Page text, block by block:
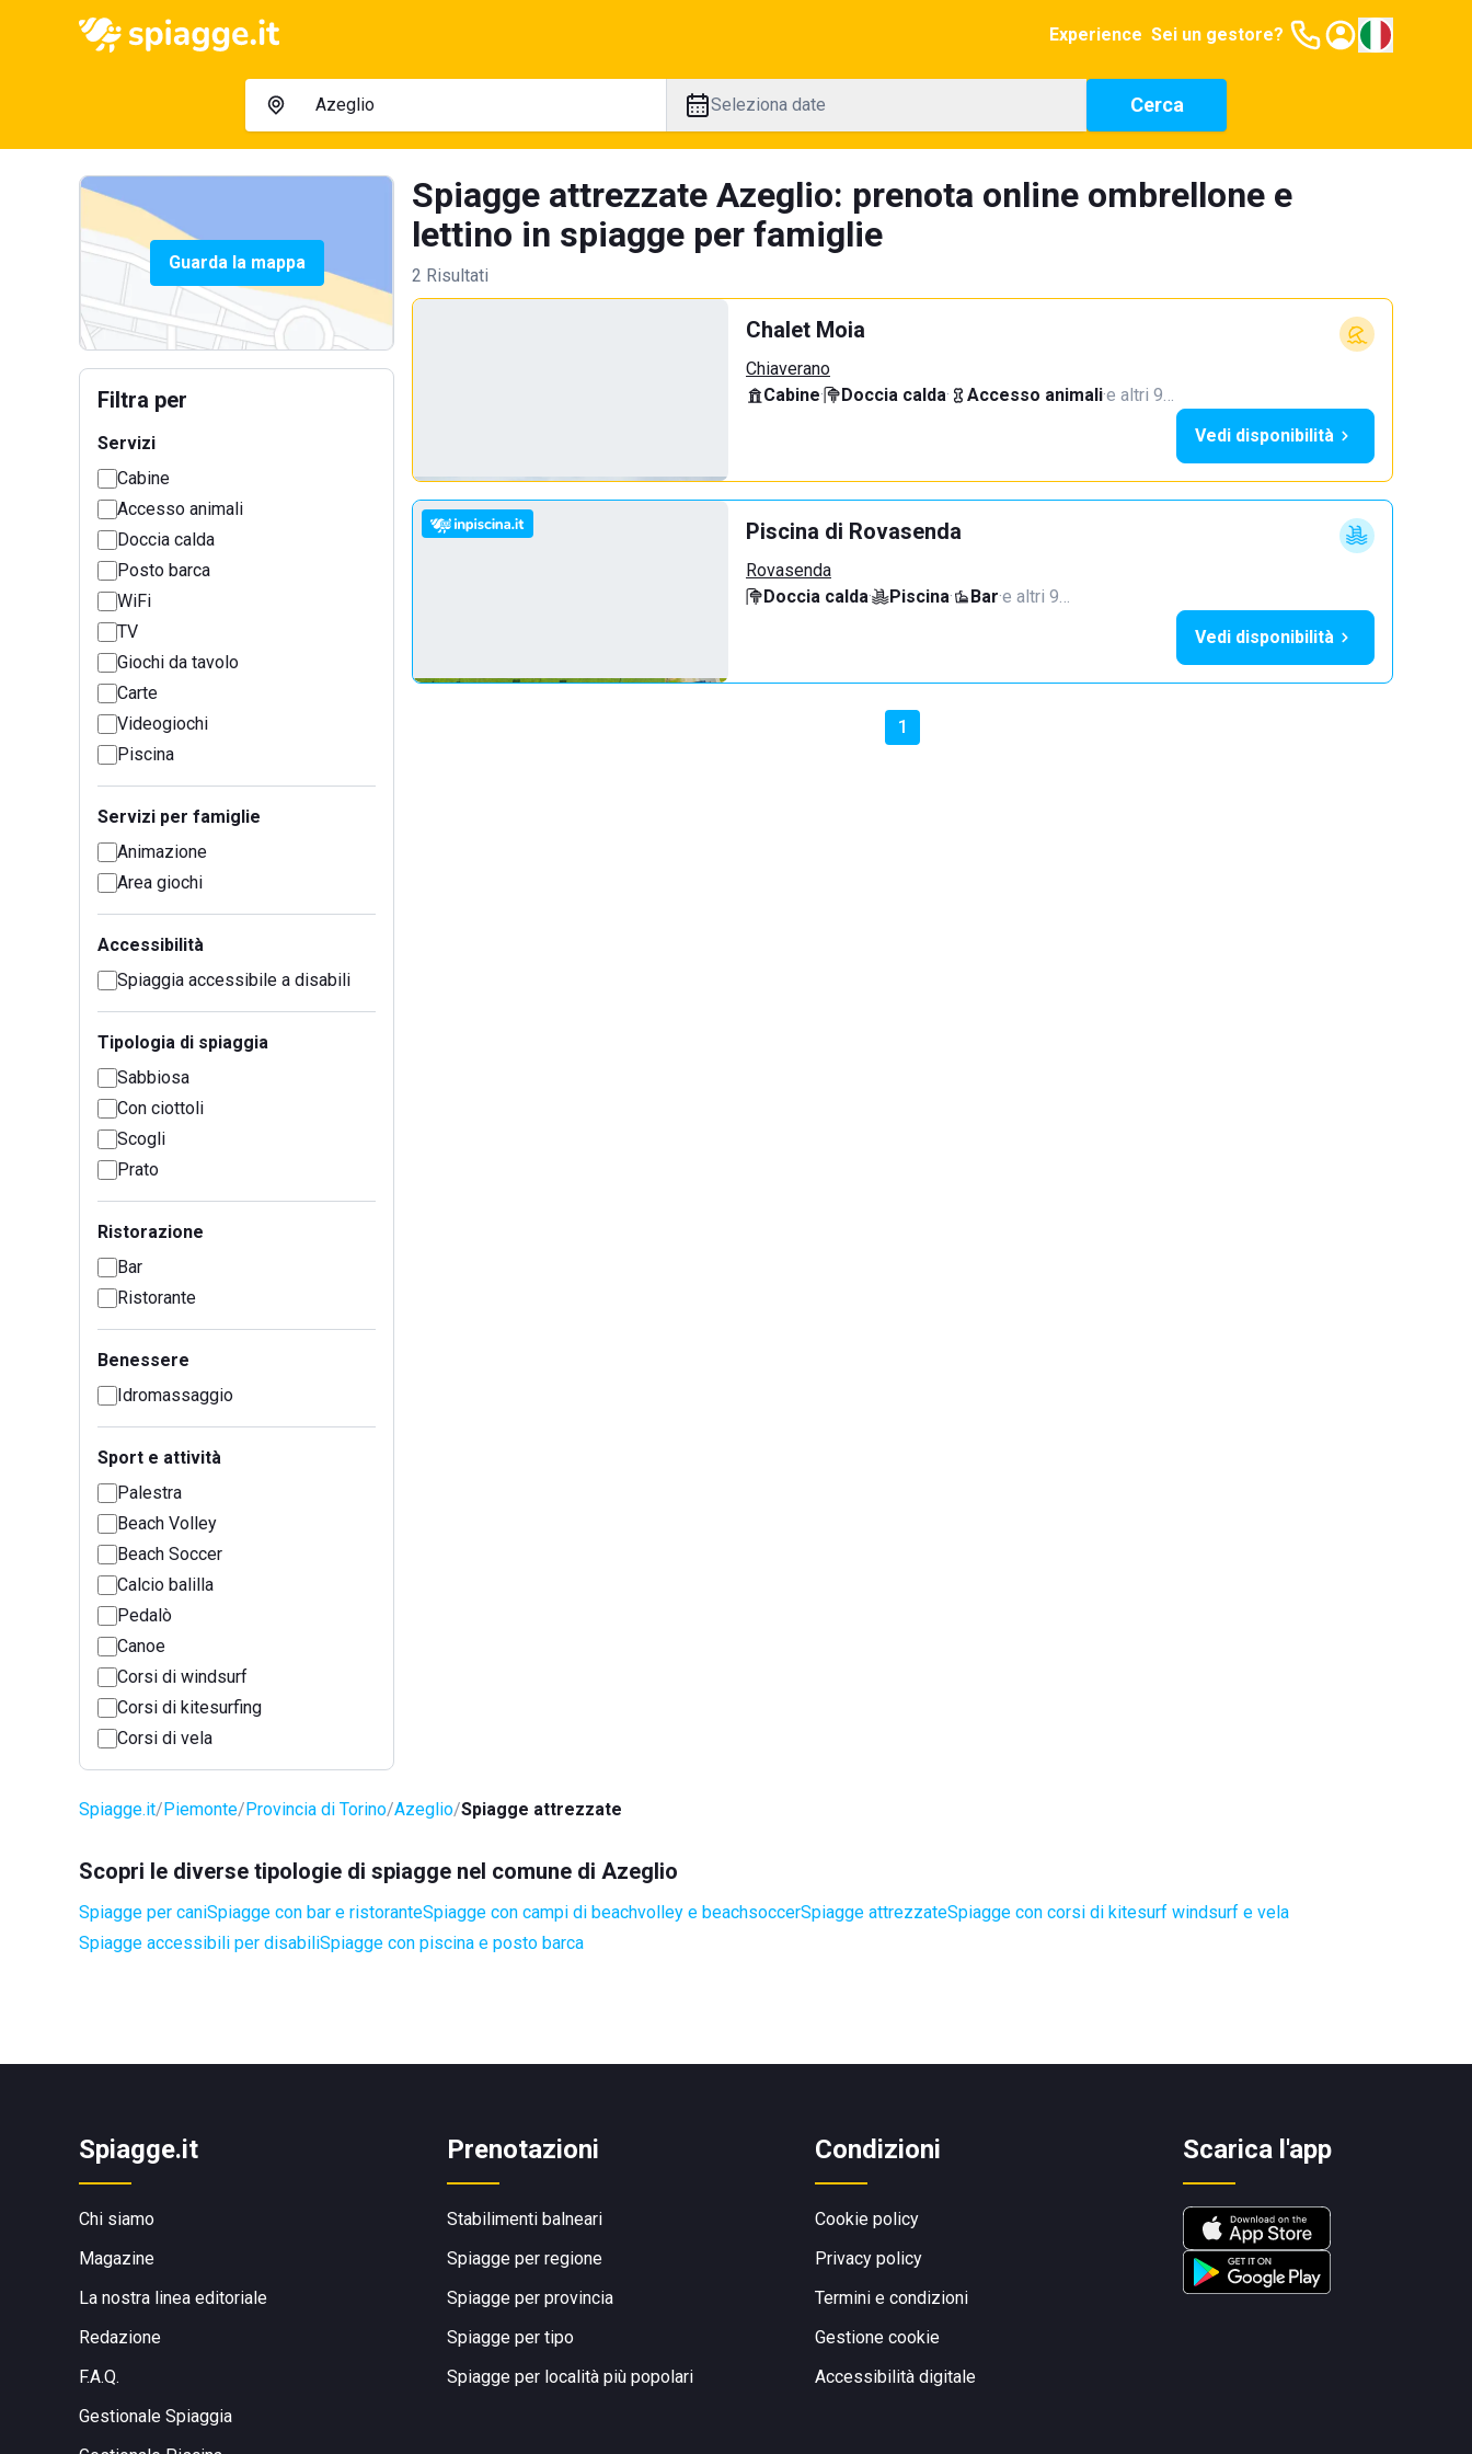
Experience Sei un gestore?
Seleziona date Cerca
Guarda la mappa
Filtra per
Servizi
Cabine
Accesso animali
Doccia calda
Posto barca
WiFi
TV
Giochi da tavolo
Carte
Videogiochi
Piscina
Servizi per famiglie
Animazione
Area giochi
Accessibilità
Spiaggia accessibile a disabili
Tipologia di spiaggia
Sabbiosa
Con ciottoli
Scogli
Prato
Ristorazione
Bar
Ristorante
Benessere
Idromassaggio
Sport e attività
Palestra
Beach Volley
Beach Soccer
Calcio balilla
Pedalò
Canoe
Corsi di windsurf
Corsi di kitesurfing
Corsi di vela
Spiagge attrezzate Azeglio: prenota online ombrellone e
lettino in spiagge per famiglie
2 Risultati
Chalet Moia
Chiaverano
Cabine· Doccia calda· Accesso animali·e altri 9…
Vedi disponibilità
Piscina di Rovasenda
Rovasenda
Doccia calda· Piscina· Bar·e altri 9…
Vedi disponibilità
1
Spiagge.it Piemonte Provincia di Torino Azeglio Spiagge attrezzate
Scopri le diverse tipologie di spiagge nel comune di Azeglio
Spiagge per caniSpiagge con bar e ristoranteSpiagge con campi di beachvolley e beachsoccerSpiagge attrezzateSpiagge con corsi di kitesurf windsurf e vela
Spiagge accessibili per disabiliSpiagge con piscina e posto barca
Spiagge.it
Chi siamo
Magazine
La nostra linea editoriale
Redazione
F.A.Q.
Gestionale Spiaggia
Prenotazioni
Stabilimenti balneari
Spiagge per regione
Spiagge per provincia
Spiagge per tipo
Spiagge per località più popolari
Condizioni
Cookie policy
Privacy policy
Termini e condizioni
Gestione cookie
Accessibilità digitale
Scarica l'app